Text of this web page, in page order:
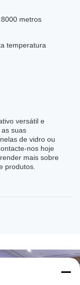
8000 metros
temperatura
versátil e
suas
de vidro ou
nos hoje
mais sobre
produtos.